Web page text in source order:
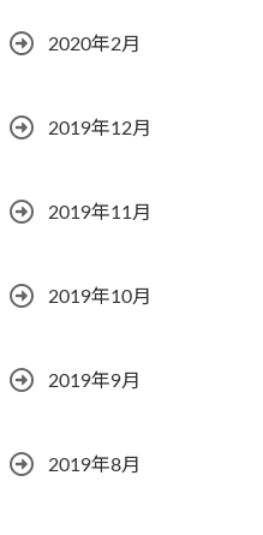
2020年2月
2019年12月
2019年11月
2019年10月
2019年9月
2019年8月